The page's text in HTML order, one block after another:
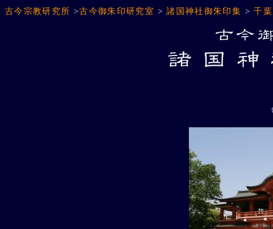
古今宗教研究所 >古今御朱印研究室 >諸国神社御朱印集 >千